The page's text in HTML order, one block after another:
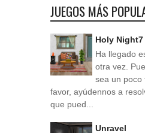
JUEGOS MÁS
Holy Night7
Ha llegado
otra vez.
sea un poco
favor, ayúdennos a
que pued...
Unravel